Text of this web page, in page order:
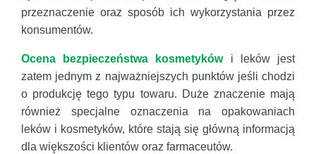
przeznaczenie oraz sposób ich wykorzystania przez
konsumentów.
Ocena bezpieczeństwa kosmetykówi leków jest
zatem jednym z najważniejszych punktów jeśli chodzi
o produkcję tego typu towaru. Duże znaczenie mają
również specjalne oznaczenia na opakowaniach
leków i kosmetyków, które stają się główną informacją
dla większości klientów oraz farmaceutów.